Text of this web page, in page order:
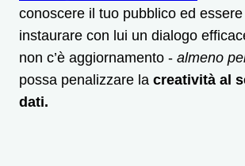
conoscere il tuo pubblico ed
instaurare con lui un dialogo
non c’è aggiornamento - almeno
possa penalizzare la creatività al
dati.